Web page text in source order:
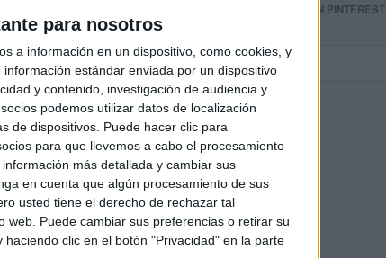
para nosotros
a información en un dispositivo, como cookies, y
estándar enviada por un dispositivo
y contenido, investigación de audiencia y
podemos utilizar datos de localización
de dispositivos. Puede hacer clic para
para que llevemos a cabo el procesamiento
más detallada y cambiar sus
en cuenta que algún procesamiento de sus
usted tiene el derecho de rechazar tal
web. Puede cambiar sus preferencias o retirar su
clic en el botón "Privacidad" en la parte
SIGUE NUESTROS TABLEROS EN PINTEREST